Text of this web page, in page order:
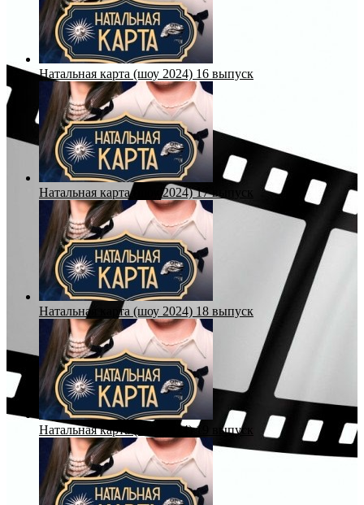
Натальная карта (шоу 2024) 16 выпуск
Натальная карта (шоу 2024) 17 выпуск
Натальная карта (шоу 2024) 18 выпуск
Натальная карта (шоу 2024) 19 выпуск